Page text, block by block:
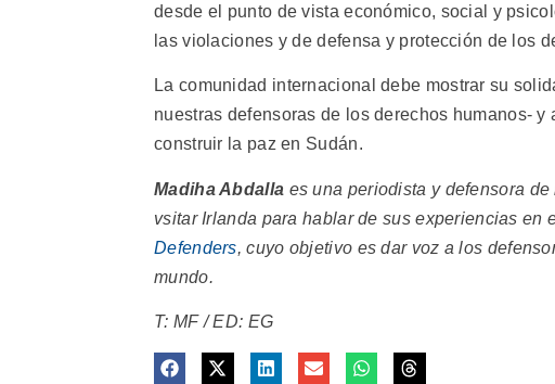
desde el punto de vista económico, social y
las violaciones y de defensa y protección de los
La comunidad internacional debe mostrar su
nuestras defensoras de los derechos humanos-
construir la paz en Sudán.
Madiha Abdalla es una periodista y defensora
vsitar Irlanda para hablar de sus experiencias en
Defenders, cuyo objetivo es dar voz a los
mundo.
T: MF / ED: EG